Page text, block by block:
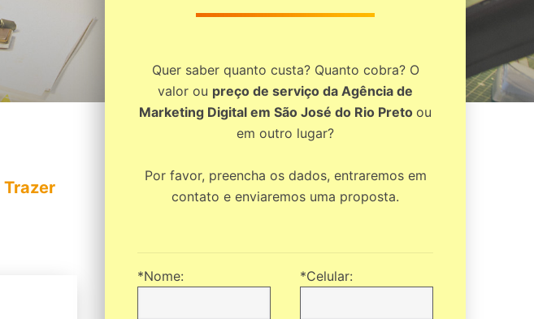
Trazer
Quer saber quanto custa? Quanto cobra? O
valor ou preço de serviço da Agência de
Marketing Digital em São José do Rio Preto ou
em outro lugar?
Por favor, preencha os dados, entraremos em
contato e enviaremos uma proposta.
*Nome: *Celular: